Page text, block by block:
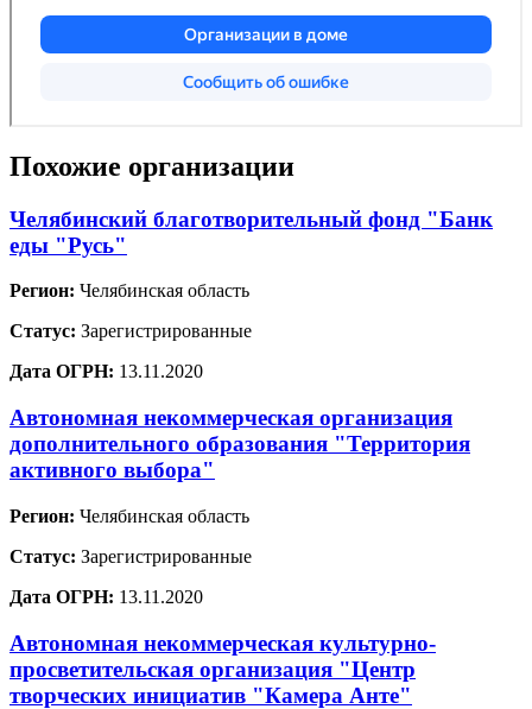
Похожие организации
Челябинский благотворительный фонд "Банк
еды "Русь"
Регион: Челябинская область
Статус: Зарегистрированные
Дата ОГРН: 13.11.2020
Автономная некоммерческая организация
дополнительного образования "Территория
активного выбора"
Регион: Челябинская область
Статус: Зарегистрированные
Дата ОГРН: 13.11.2020
Автономная некоммерческая культурно-
просветительская организация "Центр
творческих инициатив "Камера Анте"